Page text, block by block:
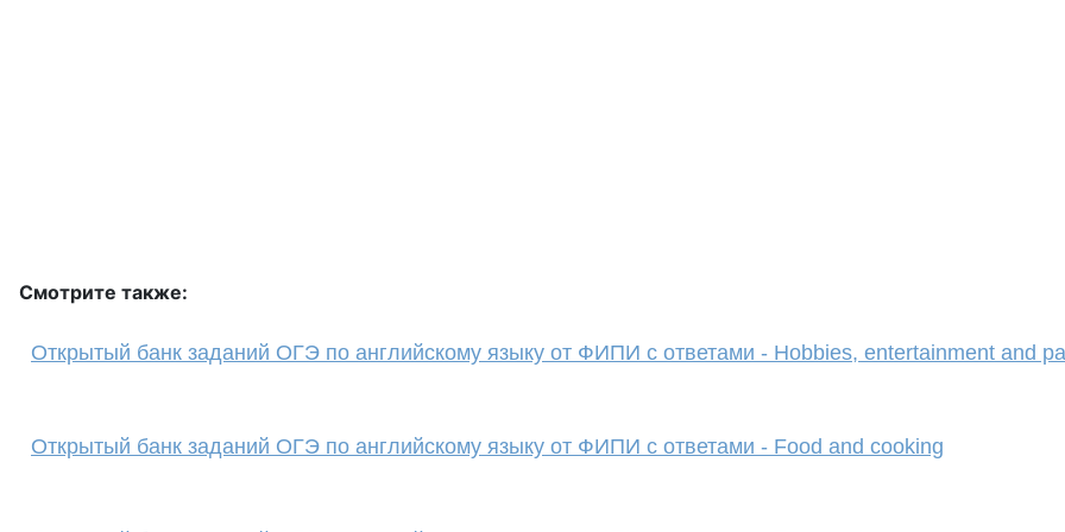
Смотрите также:
Открытый банк заданий ОГЭ по английскому языку от ФИПИ с ответами - Hobbies, entertainment and
Открытый банк заданий ОГЭ по английскому языку от ФИПИ с ответами - Food and cooking